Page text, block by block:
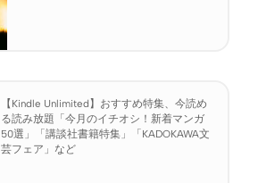
【Kindle Unlimited】おすすめ特集、今読め
る読み放題「今月のイチオシ！新着マンガ
50選」「講談社書籍特集」「KADOKAWA文
芸フェア」など